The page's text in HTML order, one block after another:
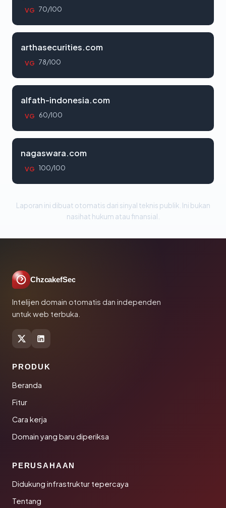
VG 70/100
arthasecurities.com
VG 78/100
alfath-indonesia.com
VG 60/100
nagaswara.com
VG 100/100
Laporan ini dibuat otomatis dari sinyal teknis publik. Ini bukan
nasihat hukum atau finansial.
ChzcakefSec
Intelijen domain otomatis dan independen
untuk web terbuka.
PRODUK
Beranda
Fitur
Cara kerja
Domain yang baru diperiksa
PERUSAHAAN
Didukung infrastruktur tepercaya
Tentang